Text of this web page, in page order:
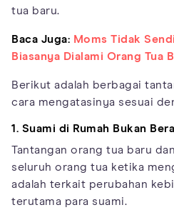
tua baru.
Baca Juga: Moms Tidak
Biasanya Dialami Orang Tua
Berikut adalah berbagai
cara mengatasinya sesuai
1. Suami di Rumah Bukan
Tantangan orang tua baru
seluruh orang tua ketika
adalah terkait perubahan
terutama para suami.